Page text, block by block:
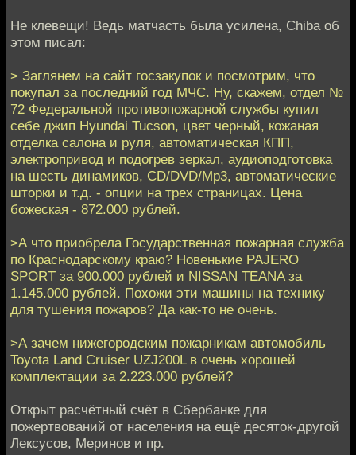
Не клевещи! Ведь матчасть была усилена, Chiba об
этом писал:
> Заглянем на сайт госзакупок и посмотрим, что
покупал за последний год МЧС. Ну, скажем, отдел №
72 Федеральной противопожарной службы купил
себе джип Hyundai Tucson, цвет черный, кожаная
отделка салона и руля, автоматическая КПП,
электропривод и подогрев зеркал, аудиоподготовка
на шесть динамиков, CD/DVD/Mp3, автоматические
шторки и т.д. - опции на трех страницах. Цена
божеская - 872.000 рублей.
>А что приобрела Государственная пожарная служба
по Краснодарскому краю? Новенькие PAJERO
SPORT за 900.000 рублей и NISSAN TEANA за
1.145.000 рублей. Похожи эти машины на технику
для тушения пожаров? Да как-то не очень.
>А зачем нижегородским пожарникам автомобиль
Toyota Land Cruiser UZJ200L в очень хорошей
комплектации за 2.223.000 рублей?
Открыт расчётный счёт в Сбербанке для
пожертвований от населения на ещё десяток-другой
Лексусов, Меринов и пр.